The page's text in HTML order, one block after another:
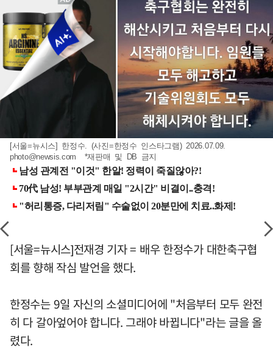
[서울=뉴시스] 한정수. (사진=한정수 인스타그램) 2026.07.09.
photo@newsis.com *재판매 및 DB 금지
[서울=뉴시스]전재경 기자 = 배우 한정수가 대한축구협
회를 향해 작심 발언을 했다.
한정수는 9일 자신의 소셜미디어에 "처음부터 모두 완전
히 다 갈아엎어야 합니다. 그래야 바뀝니다"라는 글을 올
렸다.